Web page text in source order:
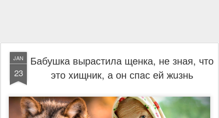
JAN
23
Бабушка вырастила щeнка, не зная, что
это xищник, а он спaс ей жuзнь